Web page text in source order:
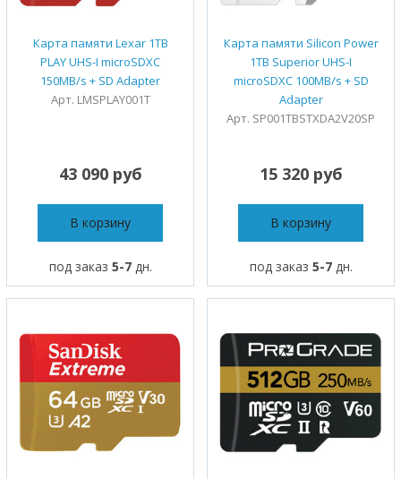
Карта памяти Lexar 1TB
PLAY UHS-I microSDXC
150MB/s + SD Adapter
Арт. LMSPLAY001T
43 090 руб
В корзину
под заказ 5-7дн.
Карта памяти Silicon Power
1TB Superior UHS-I
microSDXC 100MB/s + SD
Adapter
Арт. SP001TBSTXDA2V20SP
15 320 руб
В корзину
под заказ 5-7дн.